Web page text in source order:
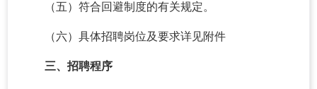
（五）符合回避制度的有关规定。
（六）具体招聘岗位及要求详见附件
三、招聘程序